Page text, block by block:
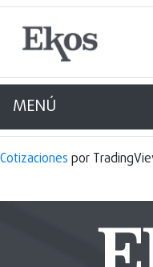
MENÚ
Cotizaciones por